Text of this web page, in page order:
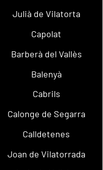
Julià de Vilatorta
Capolat
Barberà del Vallès
Balenyà
Cabrils
Calonge de Segarra
Calldetenes
Joan de Vilatorrada